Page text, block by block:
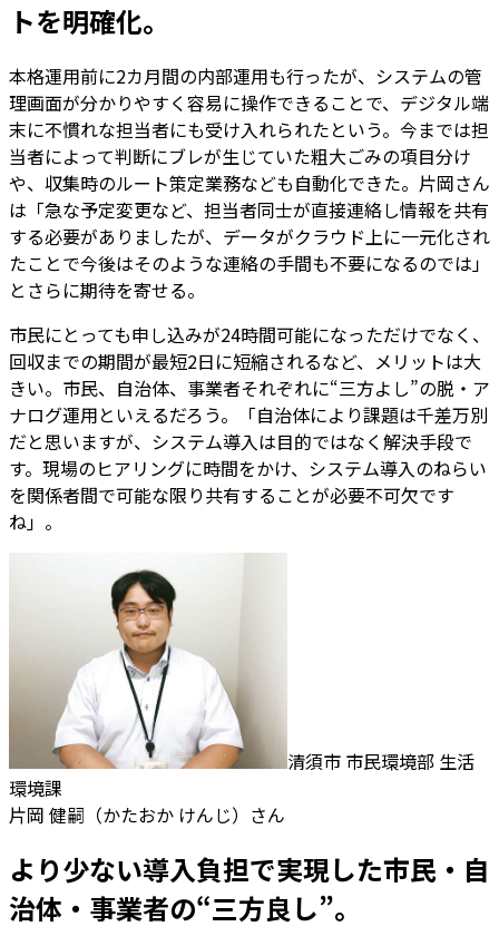
トを明確化。
本格運用前に2カ月間の内部運用も行ったが、システムの管
理画面が分かりやすく容易に操作できることで、デジタル端
末に不慣れな担当者にも受け入れられたという。今までは担
当者によって判断にブレが生じていた粗大ごみの項目分け
や、収集時のルート策定業務なども自動化できた。片岡さん
は「急な予定変更など、担当者同士が直接連絡し情報を共有
する必要がありましたが、データがクラウド上に一元化され
たことで今後はそのような連絡の手間も不要になるのでは」
とさらに期待を寄せる。
市民にとっても申し込みが24時間可能になっただけでなく、
回収までの期間が最短2日に短縮されるなど、メリットは大
きい。市民、自治体、事業者それぞれに“三方よし”の脱・ア
ナログ運用といえるだろう。「自治体により課題は千差万別
だと思いますが、システム導入は目的ではなく解決手段で
す。現場のヒアリングに時間をかけ、システム導入のねらい
を関係者間で可能な限り共有することが必要不可欠です
ね」。
清須市 市民環境部 生活
環境課
片岡 健嗣（かたおか けんじ）さん
より少ない導入負担で実現した市民・自
治体・事業者の“三方良し”。